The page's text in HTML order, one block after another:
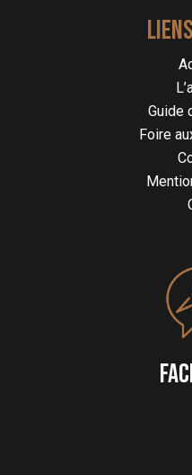
Guide
Foire